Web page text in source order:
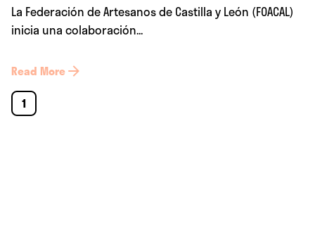
La Federación de Artesanos de Castilla y León (FOACAL)
inicia una colaboración...
Read More
1